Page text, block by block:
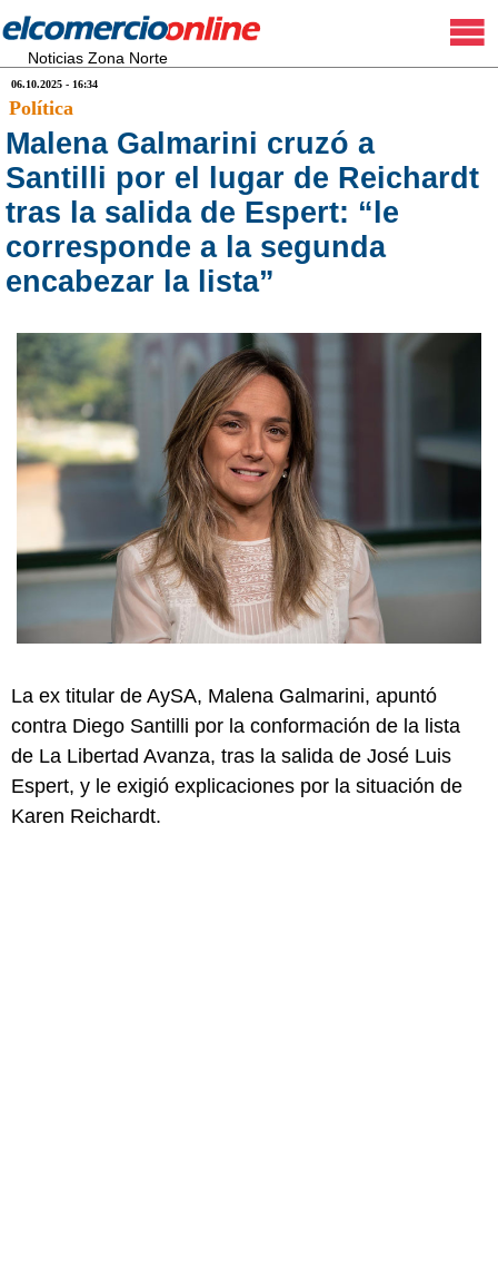
Noticias Zona Norte
06.10.2025 - 16:34
Política
Malena Galmarini cruzó a
Santilli por el lugar de Reichardt
tras la salida de Espert: “le
corresponde a la segunda
encabezar la lista”
La ex titular de AySA, Malena Galmarini, apuntó
contra Diego Santilli por la conformación de la lista
de La Libertad Avanza, tras la salida de José Luis
Espert, y le exigió explicaciones por la situación de
Karen Reichardt.